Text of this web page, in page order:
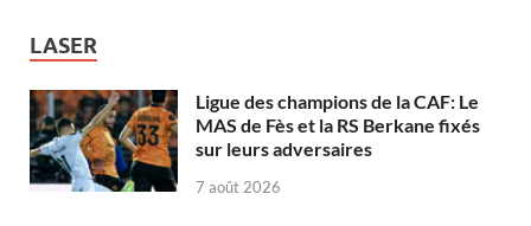
LASER
Ligue des champions de la CAF: Le
MAS de Fès et la RS Berkane fixés
sur leurs adversaires
7 août 2026